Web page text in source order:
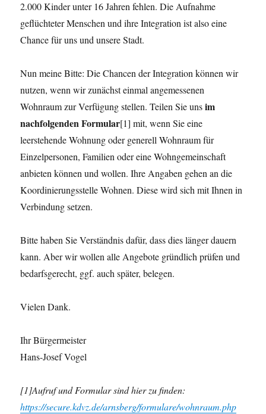
2.000 Kinder unter 16 Jahren fehlen. Die Aufnahme
geflüchteter Menschen und ihre Integration ist also eine
Chance für uns und unsere Stadt.
Nun meine Bitte: Die Chancen der Integration können wir
nutzen, wenn wir zunächst einmal angemessenen
Wohnraum zur Verfügung stellen. Teilen Sie unsim
nachfolgenden Formular[1] mit, wenn Sie eine
leerstehende Wohnung oder generell Wohnraum für
Einzelpersonen, Familien oder eine Wohngemeinschaft
anbieten können und wollen. Ihre Angaben gehen an die
Koordinierungsstelle Wohnen. Diese wird sich mit Ihnen in
Verbindung setzen.
Bitte haben Sie Verständnis dafür, dass dies länger dauern
kann. Aber wir wollen alle Angebote gründlich prüfen und
bedarfsgerecht, ggf. auch später, belegen.
Vielen Dank.
Ihr Bürgermeister
Hans-Josef Vogel
[1]Aufruf und Formular sind hier zu finden:
https://secure.kdvz.de/arnsberg/formulare/wohnraum.php